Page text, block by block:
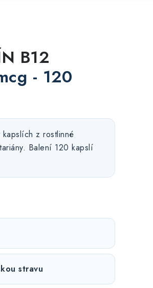
B12
- 120
kapslích z rostlinné
Balení 120 kapslí
stravu